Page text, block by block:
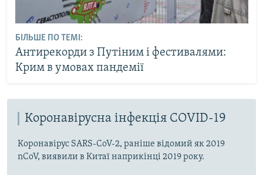
БІЛЬШЕ ПО ТЕМІ:
Антирекорди з Путіним і фестивалями:
Крим в умовах пандемії
Коронавірусна інфекція COVID-19
Коронавірус SARS-CoV-2, раніше відомий як 2019
nCoV, виявили в Китаї наприкінці 2019 року.